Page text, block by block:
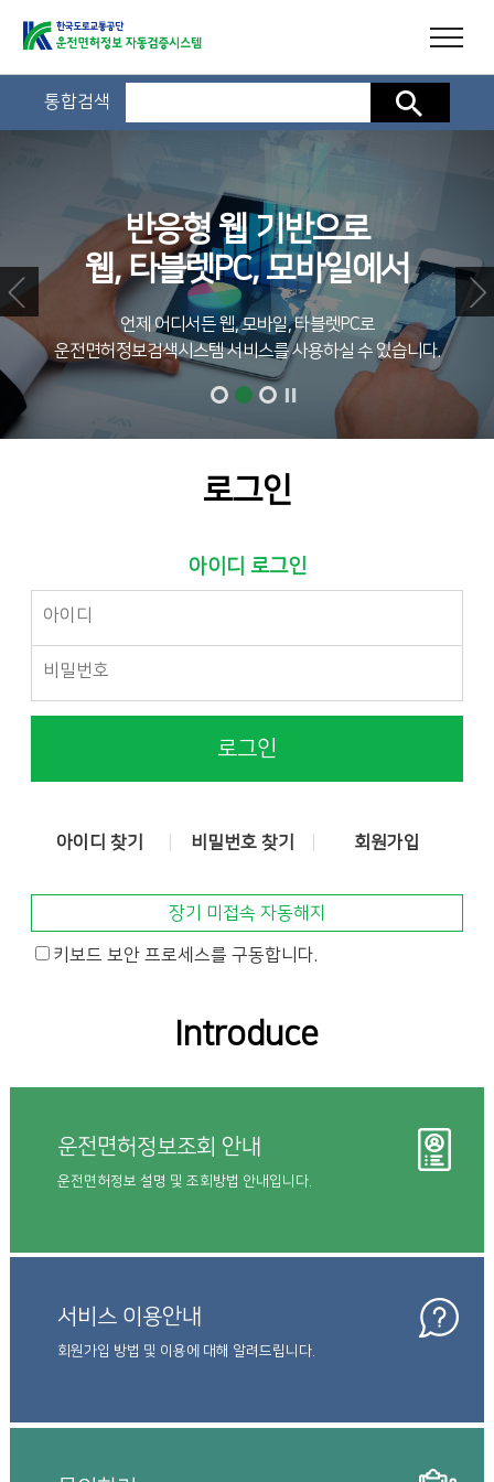
통합검색 검색
반응형 웹 기반으로
웹, 타블렛PC, 모바일에서
언제 어디서든 웹, 모바일, 타블렛PC로
운전면허정보검색시스템 서비스를 사용하실 수 있습니다.
로그인
아이디 로그인
로그인
아이디 찾기 비밀번호 찾기 회원가입
장기 미접속 자동해지
키보드 보안 프로세스를 구동합니다.
Introduce
운전면허정보조회 안내
운전면허정보 설명 및 조회방법 안내입니다.
서비스 이용안내
회원가입 방법 및 이용에 대해 알려드립니다.